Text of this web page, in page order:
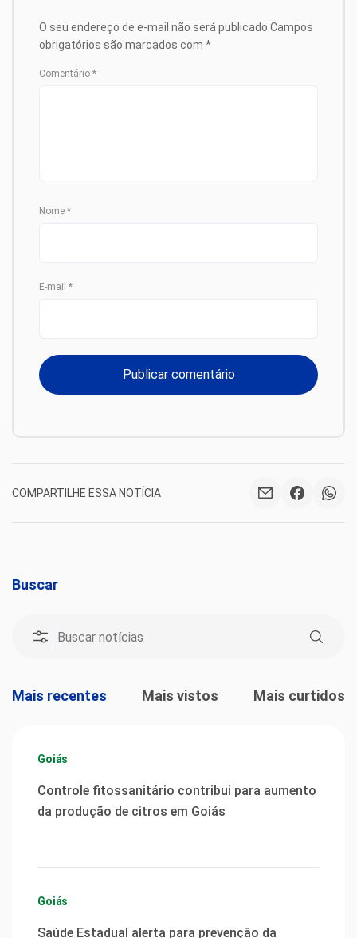
O seu endereço de e-mail não será publicado. Campos
obrigatórios são marcados com *
Comentário *
Nome *
E-mail *
COMPARTILHE ESSA NOTÍCIA
Buscar
Mais recentes Mais vistos Mais curtidos
Goiás
Controle fitossanitário contribui para aumento
da produção de citros em Goiás
Goiás
Saúde Estadual alerta para prevenção da